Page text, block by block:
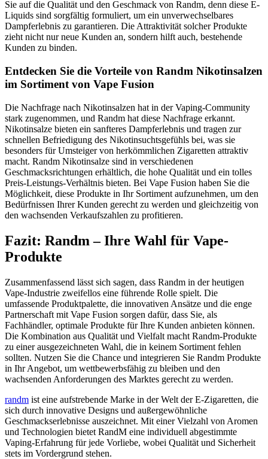
Sie auf die Qualität und den Geschmack von Randm, denn diese E-
Liquids sind sorgfältig formuliert, um ein unverwechselbares
Dampferlebnis zu garantieren. Die Attraktivität solcher Produkte
zieht nicht nur neue Kunden an, sondern hilft auch, bestehende
Kunden zu binden.
Entdecken Sie die Vorteile von Randm Nikotinsalzen
im Sortiment von Vape Fusion
Die Nachfrage nach Nikotinsalzen hat in der Vaping-Community
stark zugenommen, und Randm hat diese Nachfrage erkannt.
Nikotinsalze bieten ein sanfteres Dampferlebnis und tragen zur
schnellen Befriedigung des Nikotinsuchtsgefühls bei, was sie
besonders für Umsteiger von herkömmlichen Zigaretten attraktiv
macht. Randm Nikotinsalze sind in verschiedenen
Geschmacksrichtungen erhältlich, die hohe Qualität und ein tolles
Preis-Leistungs-Verhältnis bieten. Bei Vape Fusion haben Sie die
Möglichkeit, diese Produkte in Ihr Sortiment aufzunehmen, um den
Bedürfnissen Ihrer Kunden gerecht zu werden und gleichzeitig von
den wachsenden Verkaufszahlen zu profitieren.
Fazit: Randm – Ihre Wahl für Vape-
Produkte
Zusammenfassend lässt sich sagen, dass Randm in der heutigen
Vape-Industrie zweifellos eine führende Rolle spielt. Die
umfassende Produktpalette, die innovativen Ansätze und die enge
Partnerschaft mit Vape Fusion sorgen dafür, dass Sie, als
Fachhändler, optimale Produkte für Ihre Kunden anbieten können.
Die Kombination aus Qualität und Vielfalt macht Randm-Produkte
zu einer ausgezeichneten Wahl, die in keinem Sortiment fehlen
sollten. Nutzen Sie die Chance und integrieren Sie Randm Produkte
in Ihr Angebot, um wettbewerbsfähig zu bleiben und den
wachsenden Anforderungen des Marktes gerecht zu werden.
randm ist eine aufstrebende Marke in der Welt der E-Zigaretten, die
sich durch innovative Designs und außergewöhnliche
Geschmackserlebnisse auszeichnet. Mit einer Vielzahl von Aromen
und Technologien bietet RandM eine individuell abgestimmte
Vaping-Erfahrung für jede Vorliebe, wobei Qualität und Sicherheit
stets im Vordergrund stehen.